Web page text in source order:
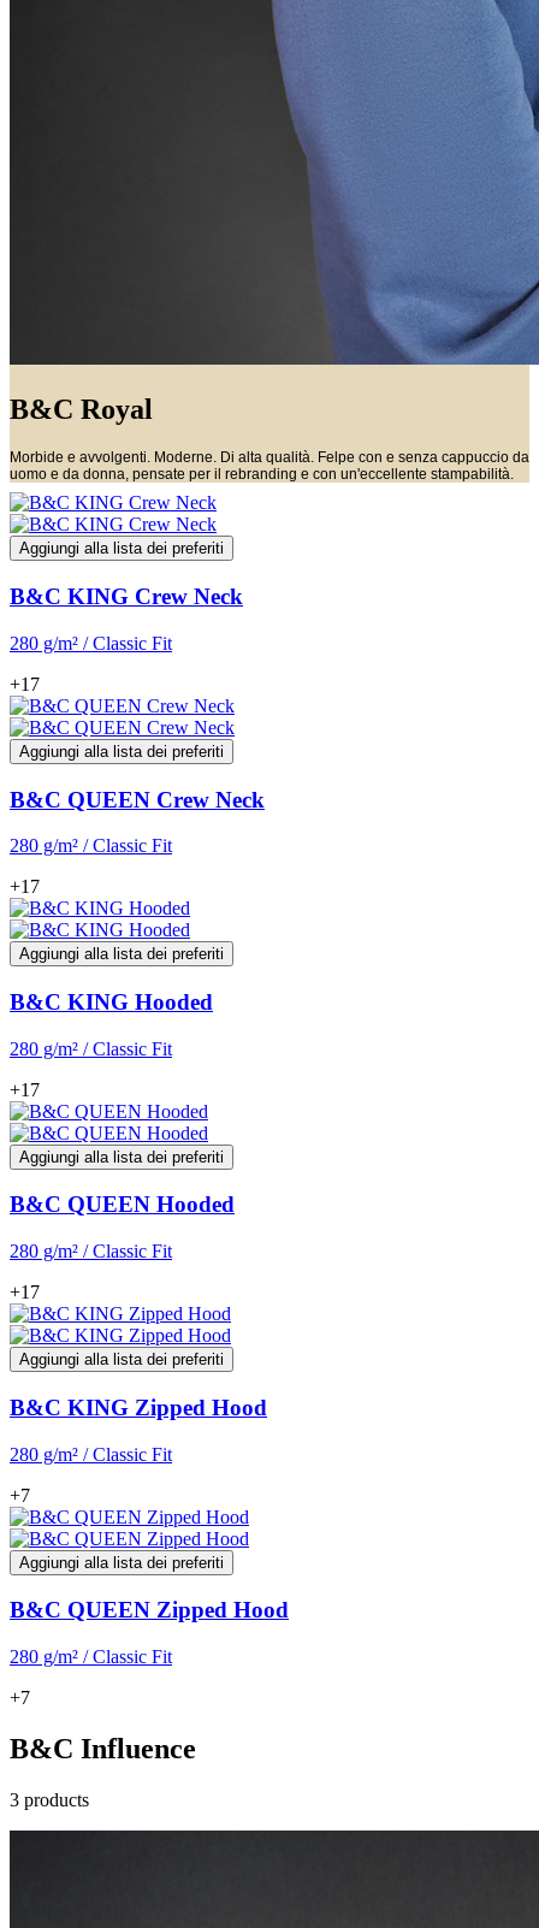
B&C Royal
Morbide e avvolgenti. Moderne. Di alta qualità. Felpe con e senza cappuccio da
uomo e da donna, pensate per il rebranding e con un'eccellente stampabilità.
Aggiungi alla lista dei preferiti
B&C KING Crew Neck
280 g/m² / Classic Fit
+17
Aggiungi alla lista dei preferiti
B&C QUEEN Crew Neck
280 g/m² / Classic Fit
+17
Aggiungi alla lista dei preferiti
B&C KING Hooded
280 g/m² / Classic Fit
+17
Aggiungi alla lista dei preferiti
B&C QUEEN Hooded
280 g/m² / Classic Fit
+17
Aggiungi alla lista dei preferiti
B&C KING Zipped Hood
280 g/m² / Classic Fit
+7
Aggiungi alla lista dei preferiti
B&C QUEEN Zipped Hood
280 g/m² / Classic Fit
+7
B&C Influence
3 products